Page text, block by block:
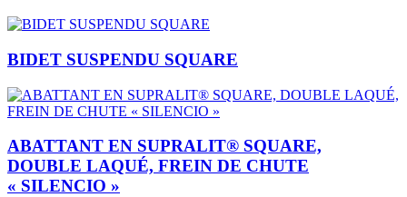
BIDET SUSPENDU SQUARE
ABATTANT EN SUPRALIT® SQUARE,
DOUBLE LAQUÉ, FREIN DE CHUTE
« SILENCIO »